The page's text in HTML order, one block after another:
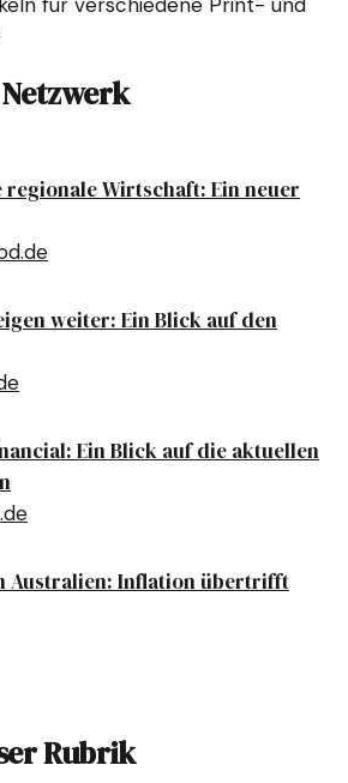
regionale Wirtschaft: Ein neuer
weiter: Ein Blick auf den
Ein Blick auf die aktuellen
Australien: Inflation übertrifft
Rubrik